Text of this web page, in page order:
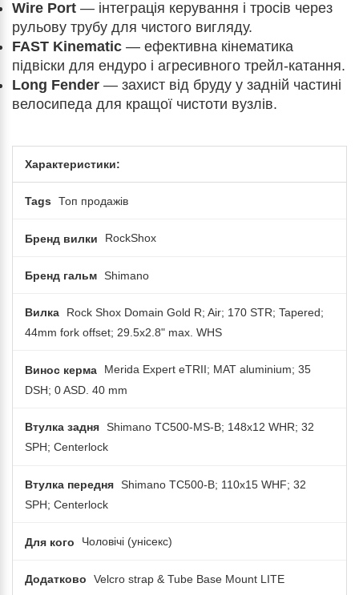
Wire Port — інтеграція керування і тросів через
рульову трубу для чистого вигляду.
FAST Kinematic — ефективна кінематика
підвіски для ендуро і агресивного трейл-катання.
Long Fender — захист від бруду у задній частині
велосипеда для кращої чистоти вузлів.
Характеристики:
Tags Топ продажів
Бренд вилки RockShox
Бренд гальм Shimano
Вилка
Rock Shox Domain Gold R; Air; 170 STR; Tapered;
44mm fork offset; 29.5x2.8" max. WHS
Винос керма
Merida Expert eTRII; MAT aluminium; 35
DSH; 0 ASD. 40 mm
Втулка задня Shimano TC500-MS-B; 148x12 WHR; 32
SPH; Centerlock
Втулка передня Shimano TC500-B; 110x15 WHF; 32
SPH; Centerlock
Для кого Чоловічі (унісекс)
Додатково Velcro strap & Tube Base Mount LITE